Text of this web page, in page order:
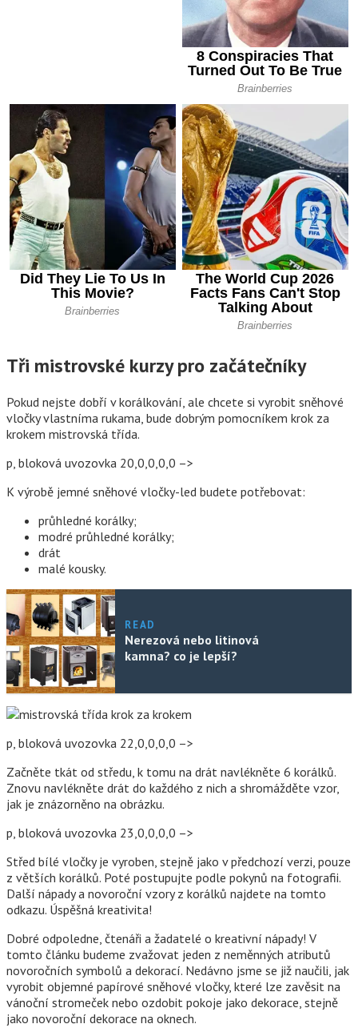
Tři mistrovské kurzy pro začátečníky
Pokud nejste dobří v korálkování, ale chcete si vyrobit sněhové
vločky vlastníma rukama, bude dobrým pomocníkem krok za
krokem mistrovská třída.
p, bloková uvozovka 20,0,0,0,0 –>
K výrobě jemné sněhové vločky-led budete potřebovat:
průhledné korálky;
modré průhledné korálky;
drát
malé kousky.
READ
Nerezová nebo litinová
kamna? co je lepší?
p, bloková uvozovka 22,0,0,0,0 –>
Začněte tkát od středu, k tomu na drát navlékněte 6 korálků.
Znovu navlékněte drát do každého z nich a shromážděte vzor, ​​
jak je znázorněno na obrázku.
p, bloková uvozovka 23,0,0,0,0 –>
Střed bílé vločky je vyroben, stejně jako v předchozí verzi, pouze
z větších korálků. Poté postupujte podle pokynů na fotografii.
Další nápady a novoroční vzory z korálků najdete na tomto
odkazu. Úspěšná kreativita!
Dobré odpoledne, čtenáři a žadatelé o kreativní nápady! V
tomto článku budeme zvažovat jeden z neměnných atributů
novoročních symbolů a dekorací. Nedávno jsme se již naučili, jak
vyrobit objemné papírové sněhové vločky, které lze zavěsit na
vánoční stromeček nebo ozdobit pokoje jako dekorace, stejně
jako novoroční dekorace na oknech.